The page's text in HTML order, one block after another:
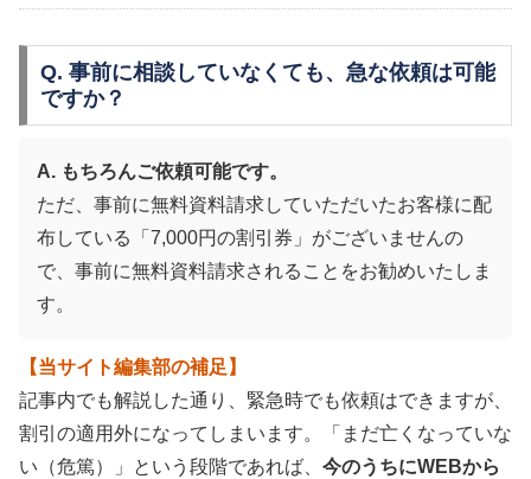
Q. 事前に相談していなくても、急な依頼は可能
ですか？
A. もちろんご依頼可能です。
ただ、事前に無料資料請求していただいたお客様に配
布している「7,000円の割引券」がございませんの
で、事前に無料資料請求されることをお勧めいたしま
す。
【当サイト編集部の補足】
記事内でも解説した通り、緊急時でも依頼はできますが、
割引の適用外になってしまいます。「まだ亡くなっていな
い（危篤）」という段階であれば、 今のうちにWEBから